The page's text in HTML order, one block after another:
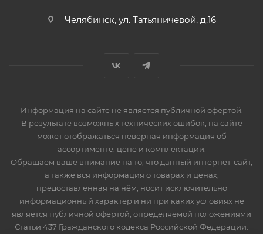
Челябинск, ул. Татьяничевой, д.16
Информация на сайте не является публичной офертой.
В результате возможных технических ошибок, на сайте
может отображаться неверная информация об
ассортименте, цене и комплектации.
Обращаем ваше внимание на то, что данный интернет-сайт,
а также вся информация о товарах и ценах,
предоставленная на нём, носит исключительно
информационный характер и ни при каких условиях не
является публичной офертой, определяемой положениями
Статьи 437 Гражданского кодекса Российской Федерации.